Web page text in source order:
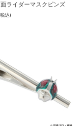
ライダーマスクピンズ
込)